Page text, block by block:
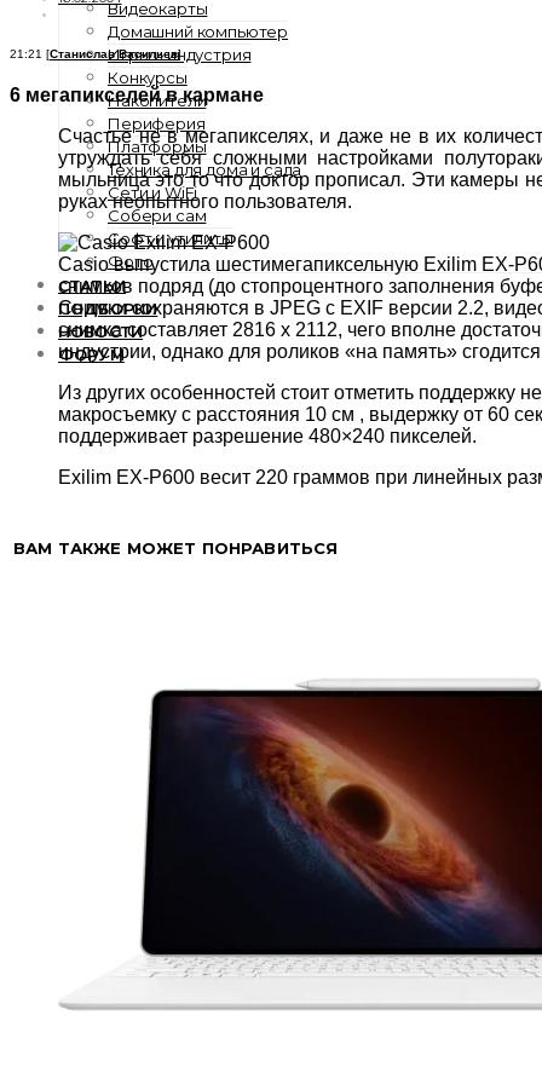
Видеокарты
Домашний компьютер
Игры и индустрия
Конкурсы
Накопители
Периферия
Платформы
Техника для дома и сада
Сети и WiFi
Собери сам
Софт и утилиты
Фото
СТАТЬИ
ПОДБОРКИ
НОВОСТИ
ФОРУМ
21:21 [Станислав Васильев]
6 мегапикселей в кармане
Счастье не в мегапикселях, и даже не в их
утруждать себя сложными настройками
мыльница это то что доктор прописал. Эти камеры
руках неопытного пользователя.
Casio выпустила шестимегапиксельную Exilim EX-
снимков подряд (до стопроцентного заполнения
Снимки сохраняются в JPEG с EXIF версии 2.2,
снимка составляет 2816 x 2112, чего вполне
индустрии, однако для роликов «на память»
Из других особенностей стоит отметить
макросъемку с расстояния 10 см , выдержку от 60
поддерживает разрешение 480×240 пикселей.
Exilim EX-P600 весит 220 граммов при линейных
ВАМ ТАКЖЕ МОЖЕТ ПОНРАВИТЬСЯ